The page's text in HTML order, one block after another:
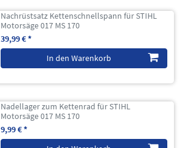
Nachrüstsatz Kettenschnellspann für STIHL
Motorsäge 017 MS 170
39,99 € *
In den Warenkorb
Nadellager zum Kettenrad für STIHL
Motorsäge 017 MS 170
9,99 € *